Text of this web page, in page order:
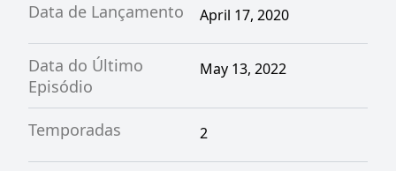
Data de Lançamento April 17, 2020
Data do Último
Episódio
May 13, 2022
Temporadas 2